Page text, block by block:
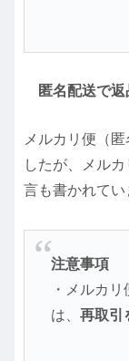
匿名配送で
メルカリ便（
したが、メル
言も書かれてい
注意事項
・メルカ
は、 再取引